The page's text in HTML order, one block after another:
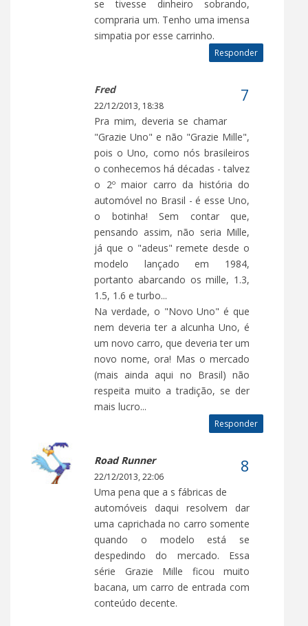
se tivesse dinheiro sobrando,
compraria um. Tenho uma imensa
simpatia por esse carrinho.
Responder
Fred
22/12/2013, 18:38
Pra mim, deveria se chamar
"Grazie Uno" e não "Grazie Mille",
pois o Uno, como nós brasileiros
o conhecemos há décadas - talvez
o 2º maior carro da história do
automóvel no Brasil - é esse Uno,
o botinha! Sem contar que,
pensando assim, não seria Mille,
já que o "adeus" remete desde o
modelo lançado em 1984,
portanto abarcando os mille, 1.3,
1.5, 1.6 e turbo...
Na verdade, o "Novo Uno" é que
nem deveria ter a alcunha Uno, é
um novo carro, que deveria ter um
novo nome, ora! Mas o mercado
(mais ainda aqui no Brasil) não
respeita muito a tradição, se der
mais lucro...
Responder
Road Runner
22/12/2013, 22:06
Uma pena que a s fábricas de
automóveis daqui resolvem dar
uma caprichada no carro somente
quando o modelo está se
despedindo do mercado. Essa
série Grazie Mille ficou muito
bacana, um carro de entrada com
conteúdo decente.